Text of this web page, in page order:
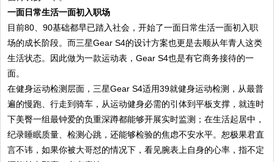
一面日常生活一面初入职场
目前80、90基础都早已踏入社会，开始了一面日常生活一面初入职
场的成长阶段。而三星Gear S4的设计方案也更是去顺从年青人这类
生活状态。因此做为一款运动表，Gear S4也是有它商务接待的一
面。
在健身运动检测层面，三星Gear S4适用39就健身运动检测，从最普
遍的慢跑、行走到骑车，从运动健身必需的引体到平板支撑，就连时
下美臀一组最钟爱的负重深蹲都能够开展实时监测；在生活起居中，
纪录睡眠质量、检测心跳，还能够检验的焦虑不安水平。恕极果君直
言不讳，如果你被大哥怼的情况下，看见腕表上自身的心率，指不定